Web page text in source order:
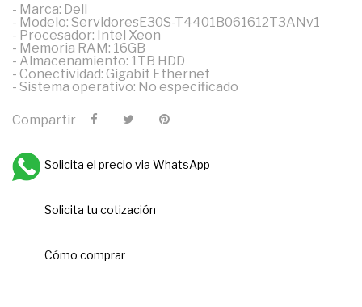
- Marca: Dell
- Modelo: ServidoresE30S-T4401B061612T3ANv1
- Procesador: Intel Xeon
- Memoria RAM: 16GB
- Almacenamiento: 1TB HDD
- Conectividad: Gigabit Ethernet
- Sistema operativo: No especificado
Compartir
Solicita el precio via WhatsApp
Solicita tu cotización
Cómo comprar